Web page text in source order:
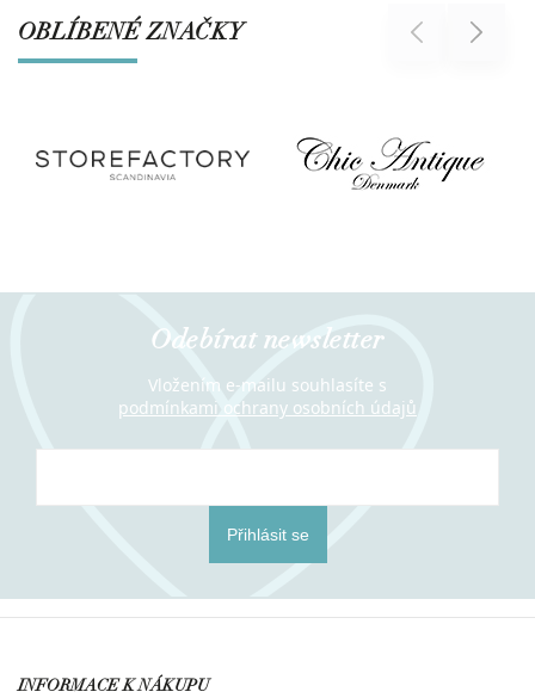
OBLÍBENÉ ZNAČKY Previous Next
Odebírat newsletter
Vložením e-mailu souhlasíte s
podmínkami ochrany osobních údajů
Přihlásit se
INFORMACE K NÁKUPU